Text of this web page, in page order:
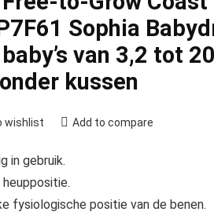
Sophia
van 3,2 tot
kussen
wishlist Add to compare
in gebruik.
heuppositie.
fysiologische positie van de benen.